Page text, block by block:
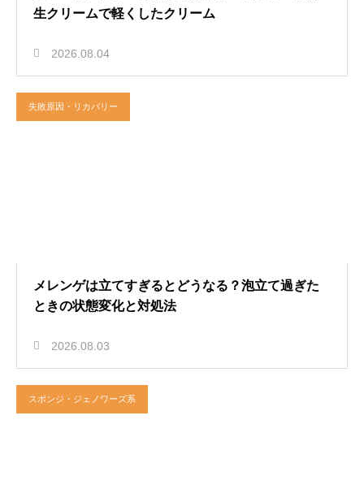
生クリームで軽くしたクリーム
2026.08.04
失敗原因・リカバリー
メレンゲは立てすぎるとどうなる？泡立て過ぎた
ときの状態変化と対処法
2026.08.03
スポンジ・ジェノワーズ系